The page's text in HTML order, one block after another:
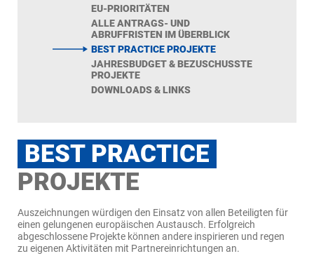
EU-PRIORITÄTEN
ALLE ANTRAGS- UND
ABRUFFRISTEN IM ÜBERBLICK
BEST PRACTICE PROJEKTE
JAHRESBUDGET & BEZUSCHUSSTE
PROJEKTE
DOWNLOADS & LINKS
BEST PRACTICE
PROJEKTE
Auszeichnungen würdigen den Einsatz von allen Beteiligten für
einen gelungenen europäischen Austausch. Erfolgreich
abgeschlossene Projekte können andere inspirieren und regen
zu eigenen Aktivitäten mit Partnereinrichtungen an.